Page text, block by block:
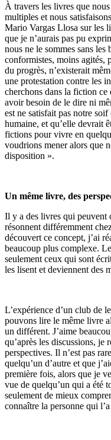
À travers les livres que
multiples et nous
Mario Vargas Llosa sur les
que je n’aurais pas pu
nous ne le sommes sans
conformistes, moins agités,
du progrès, n’existerait
une protestation contre les
cherchons dans la fiction ce
avoir besoin de le dire ni
est ne satisfait pas notre
humaine, et qu’elle devrait
fictions pour vivre en
voudrions mener alors que
disposition ».
Un même livre, des
Il y a des livres qui peuvent
résonnent différemment
découvert ce concept, j’ai
beaucoup plus complexe.
seulement ceux qui sont
les lisent et deviennent des
L’expérience d’un club de
pouvons lire le même livre
un différent. J’aime
qu’après les discussions, je
perspectives. Il n’est pas
quelqu’un d’autre et que
première fois, alors que je
vue de quelqu’un qui a été
seulement de mieux
connaître la personne qui